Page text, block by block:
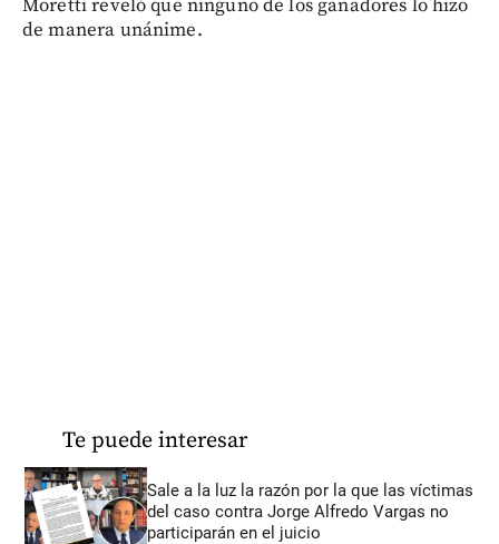
Moretti reveló que ninguno de los ganadores lo hizo
de manera unánime.
Te puede interesar
Sale a la luz la razón por la que las víctimas
del caso contra Jorge Alfredo Vargas no
participarán en el juicio